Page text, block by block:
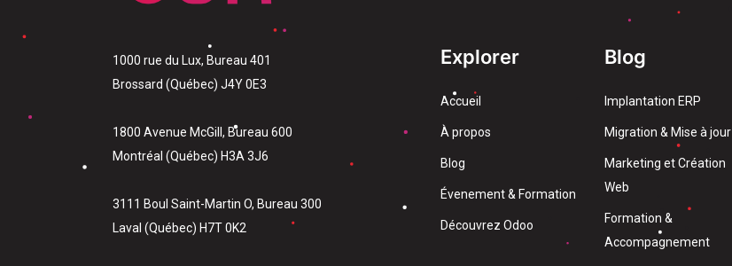
1000 rue du Lux, Bureau 401
Brossard (Québec) J4Y 0E3
1800 Avenue McGill, Bureau 600
Montréal (Québec) H3A 3J6
3111 Boul Saint-Martin O, Bureau 300
Laval (Québec) H7T 0K2
Blog
Implantation ERP
Migration & Mise à jour
Marketing et Création
Web
Formation &
Accompagnement
Explorer
Accueil
À propos
Blog
Évenement & Formation
Découvrez Odoo